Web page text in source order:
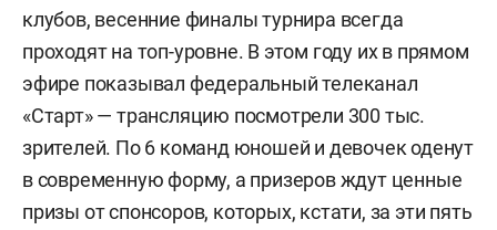
клубов, весенние финалы турнира всегда
проходят на топ-уровне. В этом году их в прямом
эфире показывал федеральный телеканал
«Старт» — трансляцию посмотрели 300 тыс.
зрителей. По 6 команд юношей и девочек оденут
в современную форму, а призеров ждут ценные
призы от спонсоров, которых, кстати, за эти пять